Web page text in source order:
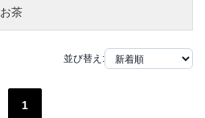
お茶
並び替え:
1